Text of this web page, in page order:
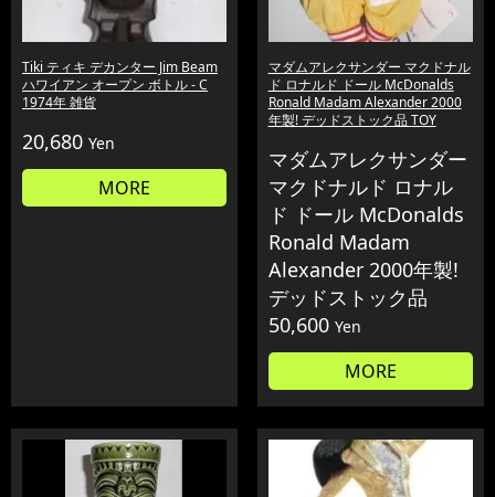
Tiki ティキ デカンター Jim Beam
ハワイアン オープン ボトル - C
1974年 雑貨
20,680 Yen
MORE
マダムアレクサンダー マクドナル
ド ロナルド ドール McDonalds
Ronald Madam Alexander 2000
年製! デッドストック品 TOY
マダムアレクサンダー
マクドナルド ロナル
ド ドール McDonalds
Ronald Madam
Alexander 2000年製!
デッドストック品
50,600 Yen
MORE